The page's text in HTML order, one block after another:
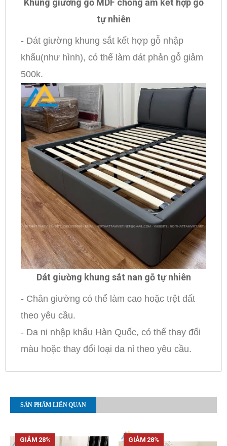
Khung giường gỗ MDF chống ẩm kết hợp gỗ
tự nhiên
- Dát giường khung sắt kết hợp gỗ nhập
khẩu(như hình), có thể làm dát phản gỗ giảm
500k.
Dát giường khung sắt nan gỗ tự nhiên
- Chân giường có thể làm cao hoặc trệt đất
theo yêu cầu.
- Da ni nhập khẩu Hàn Quốc, có thể thay đổi
màu hoặc thay đổi loại da nỉ theo yêu cầu.
SẢN PHẨM LIÊN QUAN
GIẢM 28% GIẢM 28%